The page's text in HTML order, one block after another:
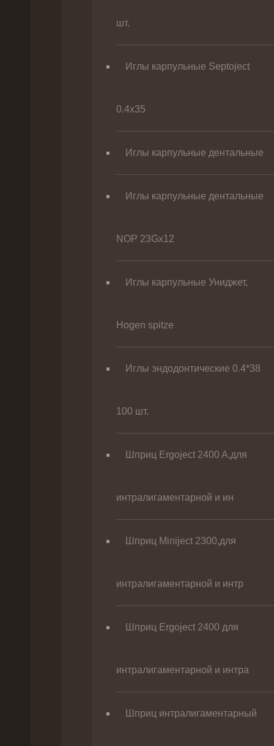
шт.
Иглы карпульные Septoject
0.4х35
Иглы карпульные дентальные
Иглы карпульные дентальные
NOP 23Gх12
Иглы карпульные Униджет,
Hogen spitze
Иглы эндодонтические 0.4*38
100 шт.
Шприц Ergoject 2400 A,для
интралигаментарной и ин
Шприц Miniject 2300,для
интралигаментарной и интр
Шприц Ergoject 2400 для
интралигаментарной и интра
Шприц интралигаментарный